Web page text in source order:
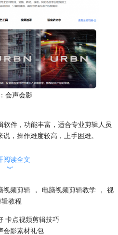
会声会影
软件，功能丰富，适合专业剪辑人员
，操作难度较高，上手困难。
阅读全文
︾
视频剪辑 ， 电脑视频剪辑教学 ，
视
教程
卡点视频剪辑技巧
会影素材礼包